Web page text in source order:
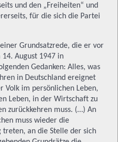
und den „Freiheiten“ und
für die sich die Partei
Grundsatzrede, die er vor
August 1947 in
Gedanken: Alles, was
in Deutschland ereignet
Volk im persönlichen Leben,
Leben, in der Wirtschaft zu
zurückkehren muss. (…) An
muss wieder die
treten, an die Stelle der sich